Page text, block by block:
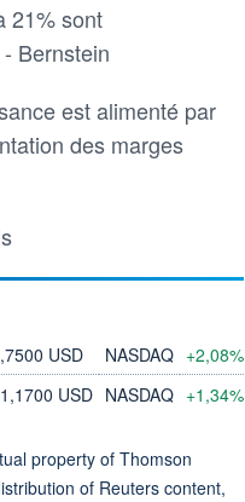
21% sont
Bernstein
est alimenté par
des marges
USD NASDAQ +2,08%
USD NASDAQ +1,34%
property of Thomson
of Reuters content,